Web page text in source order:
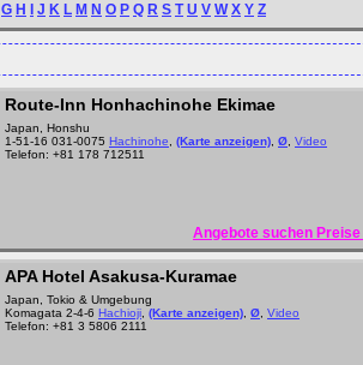
G H J K L M N O P Q R S T U V W X Y Z
Route-Inn Honhachinohe Ekimae
Japan, Honshu
1-51-16 031-0075 Hachinohe (Karte anzeigen) Ø Video
Telefon: +81 178 712511
Angebote suchen
APA Hotel Asakusa-Kuramae
Japan, Tokio & Umgebung
Komagata 2-4-6 Hachioji (Karte anzeigen) Ø Video
Telefon: +81 3 5806 2111